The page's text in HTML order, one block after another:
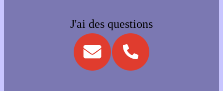
J'ai des questions